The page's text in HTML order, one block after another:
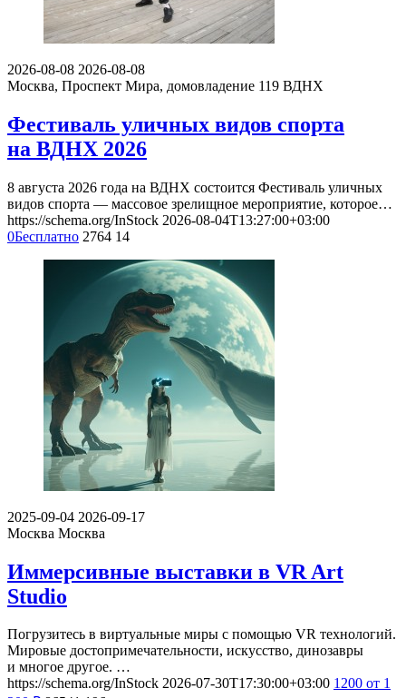
2026-08-08 2026-08-08
Москва, Проспект Мира, домовладение 119 ВДНХ
Фестиваль уличных видов спорта
на ВДНХ 2026
8 августа 2026 года на ВДНХ состоится Фестиваль уличных
видов спорта — массовое зрелищное мероприятие, которое…
https://schema.org/InStock 2026-08-04T13:27:00+03:00
0Бесплатно 2764 14
2025-09-04 2026-09-17
Москва Москва
Иммерсивные выставки в VR Art
Studio
Погрузитесь в виртуальные миры с помощью VR технологий.
Мировые достопримечательности, искусство, динозавры
и многое другое. …
https://schema.org/InStock 2026-07-30T17:30:00+03:00 1200 от 1